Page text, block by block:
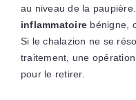
au niveau de la paupière.
inflammatoire bénigne,
Si le chalazion ne se
traitement, une
pour le retirer.